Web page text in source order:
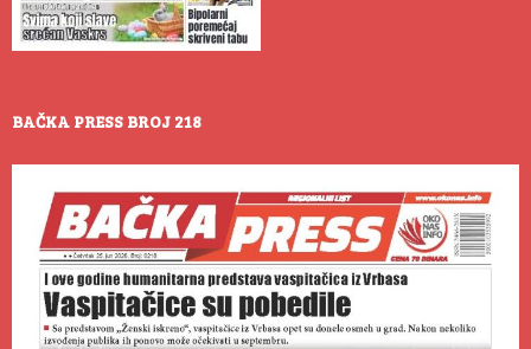
BAČKA PRESS BROJ 218